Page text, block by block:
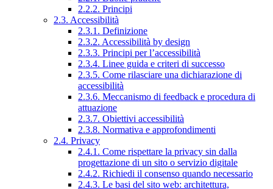
2.2.2. Principi
2.3. Accessibilità
2.3.1. Definizione
2.3.2. Accessibilità by design
2.3.3. Principi per l’accessibilità
2.3.4. Linee guida e criteri di successo
2.3.5. Come rilasciare una dichiarazione di
accessibilità
2.3.6. Meccanismo di feedback e procedura di
attuazione
2.3.7. Obiettivi accessibilità
2.3.8. Normativa e approfondimenti
2.4. Privacy
2.4.1. Come rispettare la privacy sin dalla
progettazione di un sito o servizio digitale
2.4.2. Richiedi il consenso quando necessario
2.4.3. Le basi del sito web: architettura,